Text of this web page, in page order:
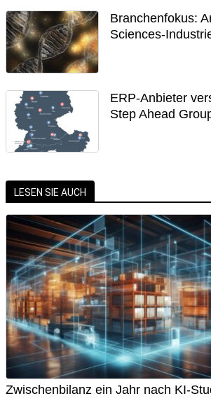
Branchenfokus:
Sciences-
ERP-Anbieter
Step Ahead
LESEN SIE AUCH
Zwischenbilanz ein Jahr nach KI-